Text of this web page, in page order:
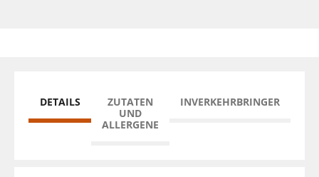
DETAILS
ZUTATEN
UND
ALLERGENE
INVERKEHRBRINGER